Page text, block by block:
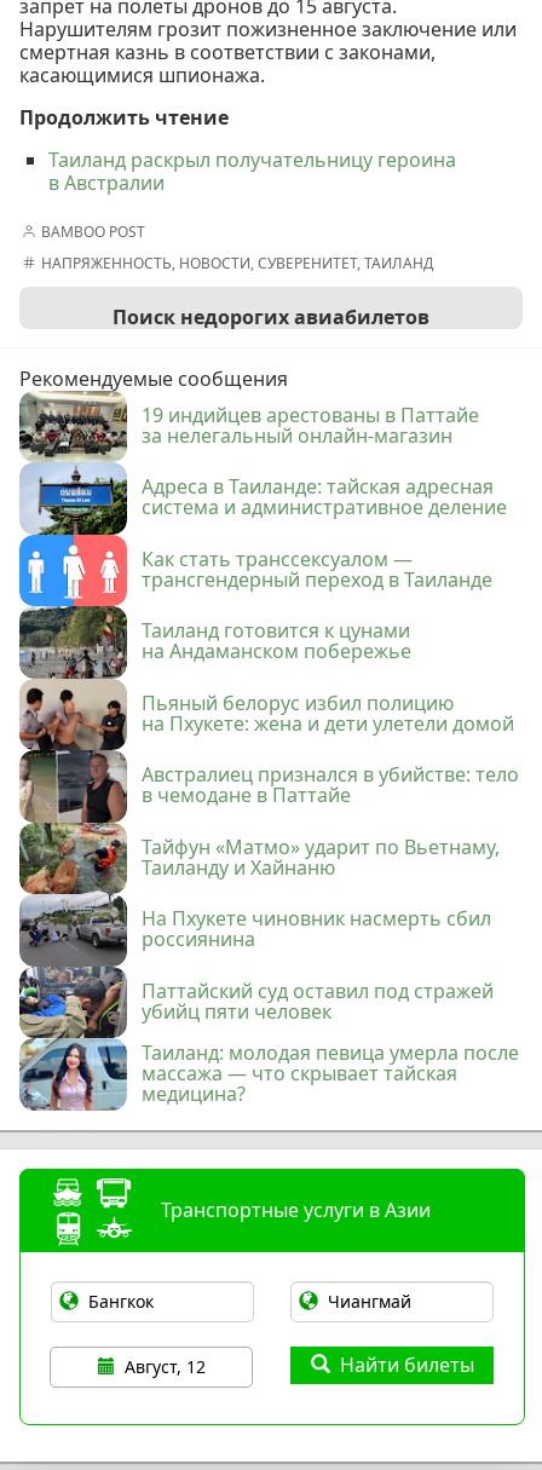
запрет на полеты дронов до 15 августа.
Нарушителям грозит пожизненное заключение или
смертная казнь в соответствии с законами,
касающимися шпионажа.
Продолжить чтение
Таиланд раскрыл получательницу героина
в Австралии
BAMBOO POST
НАПРЯЖЕННОСТЬ, НОВОСТИ,СУВЕРЕНИТЕТ,ТАИЛАНД
Поиск недорогих авиабилетов
Рекомендуемые сообщения
19 индийцев арестованы в Паттайе
за нелегальный онлайн-магазин
Адреса в Таиланде: тайская адресная
система и административное деление
Как стать транссексуалом —
трансгендерный переход в Таиланде
Таиланд готовится к цунами
на Андаманском побережье
Пьяный белорус избил полицию
на Пхукете: жена и дети улетели домой
Австралиец признался в убийстве: тело
в чемодане в Паттайе
Тайфун «Матмо» ударит по Вьетнаму,
Таиланду и Хайнаню
На Пхукете чиновник насмерть сбил
россиянина
Паттайский суд оставил под стражей
убийц пяти человек
Таиланд: молодая певица умерла после
массажа — что скрывает тайская
медицина?
Транспортные услуги в Азии
Август, 12 Найти билеты